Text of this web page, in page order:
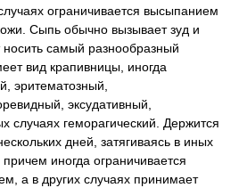
ограничивается высыпанием
Сыпь обычно вызывает зуд и
самый разнообразный
вид крапивницы, иногда
эритематозный,
эксудативный,
геморагический. Держится
дней, затягиваясь в иных
иногда ограничивается
а в других случаях принимает